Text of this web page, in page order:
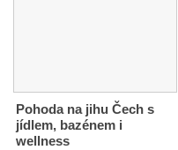
Pohoda na jihu Čech s
jídlem, bazénem i
wellness